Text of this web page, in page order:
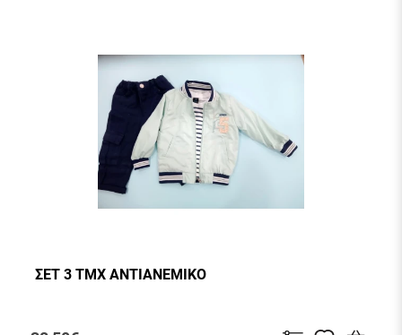
ΣΕΤ 3 ΤΜΧ ΑΝΤΙΑΝΕΜΙΚΟ